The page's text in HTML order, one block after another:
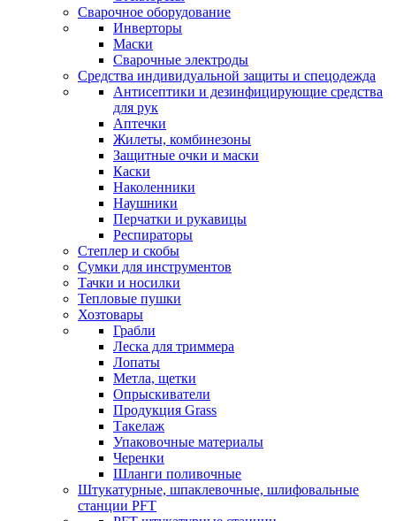
Сварочное оборудование
Инверторы
Маски
Сварочные электроды
Средства индивидуальной защиты и спецодежда
Антисептики и дезинфицирующие средства
для рук
Аптечки
Жилеты, комбинезоны
Защитные очки и маски
Каски
Наколенники
Наушники
Перчатки и рукавицы
Респираторы
Степлер и скобы
Сумки для инструментов
Тачки и носилки
Тепловые пушки
Хозтовары
Грабли
Леска для триммера
Лопаты
Метла, щетки
Опрыскиватели
Продукция Grass
Такелаж
Упаковочные материалы
Черенки
Шланги поливочные
Штукатурные, шпаклевочные, шлифовальные
станции PFT